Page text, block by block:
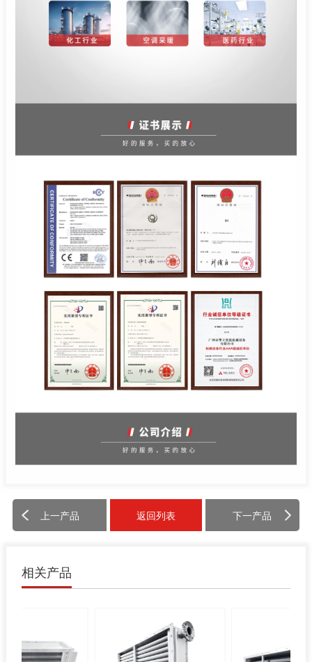
上一产品 返回列表 下一产品
相关产品